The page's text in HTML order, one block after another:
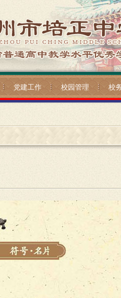
党建工作 校园管理 校